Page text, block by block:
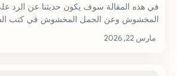
في هذه المقالة سوف يكون حديثنا عن الرد